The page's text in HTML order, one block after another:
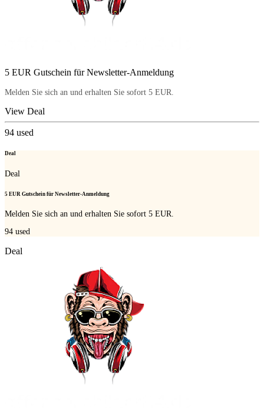
5 EUR Gutschein für Newsletter-Anmeldung
Melden Sie sich an und erhalten Sie sofort 5 EUR.
View Deal
94 used
Deal
Deal
5 EUR Gutschein für Newsletter-Anmeldung
Melden Sie sich an und erhalten Sie sofort 5 EUR.
94 used
Deal